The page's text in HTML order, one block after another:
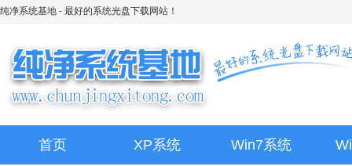
纯净系统基地 - 最好的系统光盘下载网站！
首页 XP系统 Win7系统